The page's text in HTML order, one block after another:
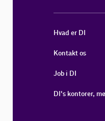
Hvad er DI
Kontakt os
Job i DI
DI's kontorer,